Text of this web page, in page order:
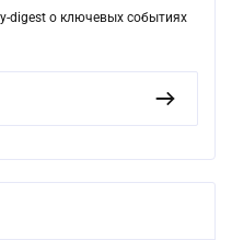
digest о ключевых событиях